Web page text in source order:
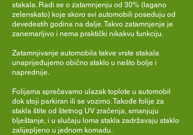
stakala. Radi se o zatamnjenju od 30% (lagano
zelenskato) koje skoro svi automobili poseduju od
devedestih godina na dalje. Takvo zatamnjenje je
zanemarljivo i nema praktički nikakvu funkciju.
Zatamnjivanje automobila takve vrste stakala
unaprijeđujemo obično staklo u nešto bolje i
naprednije.
Folijama sprečavamo ulazak toplote u automobil
dok stoji parkiran ili se vozimo. Takođe folije za
stakla štite od štetnog UV zračenja, smanjuju
blještanje, i u slučaju loma stakla zadržavaju staklo
zalijepljeno u jednom komadu.